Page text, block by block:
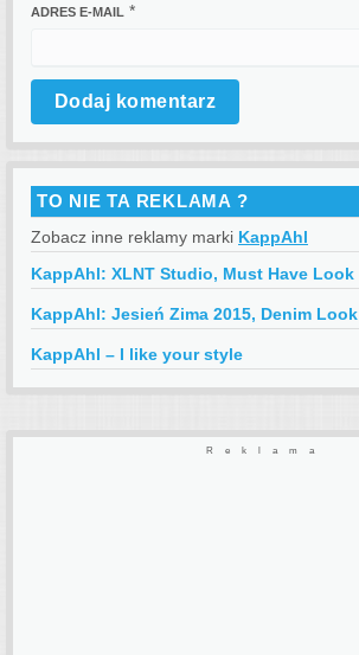
ADRES E-MAIL *
TO NIE TA REKLAMA ?
Zobacz inne reklamy marki KappAhl
KappAhl: XLNT Studio, Must Have Look
KappAhl: Jesień Zima 2015, Denim Look
KappAhl – I like your style
Reklama